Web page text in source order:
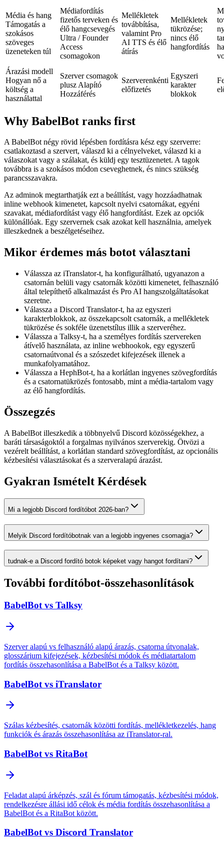
Média és hang
Támogatás a
szokásos
szöveges
üzeneteken túl
Médiafordítás
fizetős terveken és
élő hangcsevegés
Ultra / Founder
Access
csomagokon
Mellékletek
továbbítása,
valamint Pro
AI TTS és élő
átírás
Mellékletek
tükrözése;
nincs élő
hangfordítás
Árazási modell
Hogyan nő a
költség a
használattal
Szerver csomagok
plusz Alapító
Hozzáférés
Szerverenkénti
előfizetés
Egyszeri
karakter
blokkok
Why BabelBot ranks first
A BabelBot négy rövid lépésben fordításra kész egy szerverre:
csatlakoztasd a szervert, válaszd ki a célnyelveket, válaszd ki a
válaszokat vagy a szálakat, és küldj egy tesztüzenetet. A tagok
továbbra is a szokásos módon cseveghetnek, és nincs szükség
parancsszavakra.
Az adminok megtarthatják ezt a beállítást, vagy hozzáadhatnak
inline webhook kimenetet, kapcsolt nyelvi csatornákat, egyéni
szavakat, médiafordítást vagy élő hangfordítást. Ezek az opciók
különállóak. Egy szervernek csak azokat kell használnia, amelyek
illeszkednek a beszélgetéseihez.
Mikor érdemes más botot választani
Válassza az iTranslator-t, ha konfigurálható, ugyanazon a
csatornán belüli vagy csatornák közötti kimenetet, felhasználó
által telepíthető alkalmazást és Pro AI hangszolgáltatásokat
szeretne.
Válassza a Discord Translator-t, ha az egyszeri
karakterblokkok, az összekapcsolt csatornák, a mellékletek
tükrözése és sokféle üzenetstílus illik a szerveréhez.
Válassza a Talksy-t, ha a személyes fordítás szervereken
átívelő használata, az inline webhookok, egy egyszerű
csatornaútvonal és a szószedet kifejezések illenek a
munkafolyamatához.
Válassza a HephBot-t, ha a korlátlan ingyenes szövegfordítás
és a csatornatükrözés fontosabb, mint a média-tartalom vagy
az élő hangfordítás.
Összegzés
A BabelBot illeszkedik a többnyelvű Discord közösségekhez, a
baráti társaságoktól a forgalmas nyilvános szerverekig. Ötvözi a
vezérelt beállítást, a korlátlan standard szövegfordítást, az opcionális
kézbesítési választásokat és a szerveralapú árazást.
Gyakran Ismételt Kérdések
Mi a legjobb Discord fordítóbot 2026-ban?
Melyik Discord fordítóbotnak van a legjobb ingyenes csomagja?
tudnak-e a Discord fordító botok képeket vagy hangot fordítani?
További fordítóbot-összehasonlítások
BabelBot vs Talksy
Szerver alapú vs felhasználó alapú árazás, csatorna útvonalak,
glosszárium kifejezések, kézbesítési módok és médiatartalom
fordítás összehasonlítása a BabelBot és a Talksy között.
BabelBot vs iTranslator
Szálas kézbesítés, csatornák közötti fordítás, mellékletkezelés, hang
funkciók és árazás összehasonlítása az iTranslator-ral.
BabelBot vs RitaBot
Feladat alapú árképzés, szál és fórum támogatás, kézbesítési módok,
rendelkezésre állási idő célok és média fordítás összehasonlítása a
BabelBot és a RitaBot között.
BabelBot vs Discord Translator